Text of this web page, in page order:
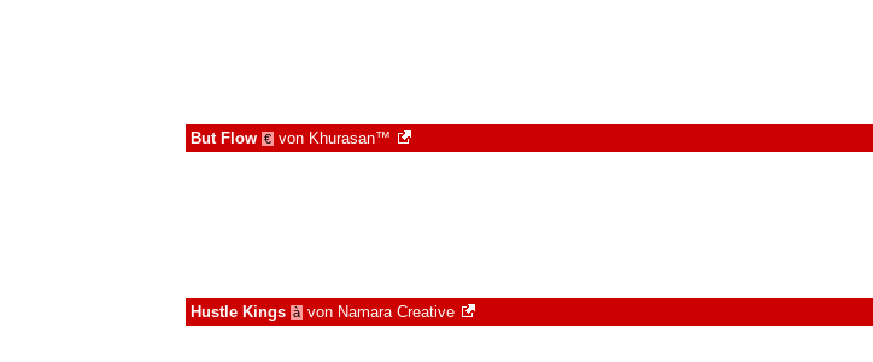
But Flow € von Khurasan™
Hustle Kings à von Namara Creative